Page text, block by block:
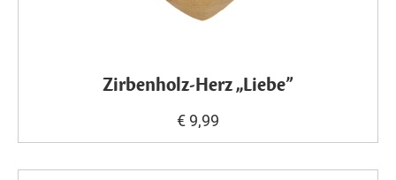
Zirbenholz-Herz „Liebe”
€ 9,99